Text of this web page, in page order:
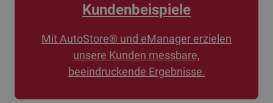
Kundenbeispiele
Mit AutoStore® und eManager erzielen
unsere Kunden messbare,
beeindruckende Ergebnisse.